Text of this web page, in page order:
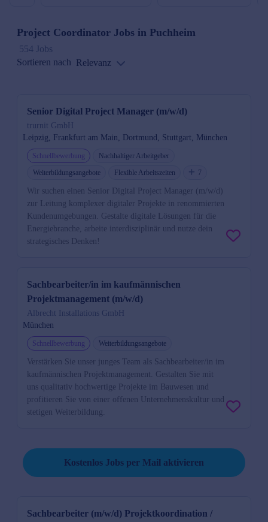
Project Coordinator Jobs in Puchheim
554 Jobs
Sortieren nach Relevanz
Senior Digital Project Manager (m/w/d)
trurnit GmbH
Leipzig, Frankfurt am Main, Dortmund, Stuttgart, München
Schnellbewerbung
Nachhaltiger Arbeitgeber
Weiterbildungsangebote
Flexible Arbeitszeiten 7
Wir suchen einen Senior Digital Project Manager (m/w/d)
zur Leitung komplexer digitaler Projekte in renommierten
Kundenumgebungen. Gestalte digitale Lösungen für die
Energiebranche, arbeite interdisziplinär und nutze dein
strategisches Denken!
Sachbearbeiter/in im kaufmännischen
Projektmanagement (m/w/d)
Albrecht Installations GmbH
München
Schnellbewerbung Weiterbildungsangebote
Verstärken Sie unser junges Team als Sachbearbeiter/in im
kaufmännischen Projektmanagement. Gestalten Sie mit
uns qualitativ hochwertige Projekte im Bauwesen und
profitieren Sie von einer offenen Unternehmenskultur und
stetigen Weiterbildung.
Kostenlos Jobs per Mail aktivieren
Sachbearbeiter (m/w/d) Projektkoordination /